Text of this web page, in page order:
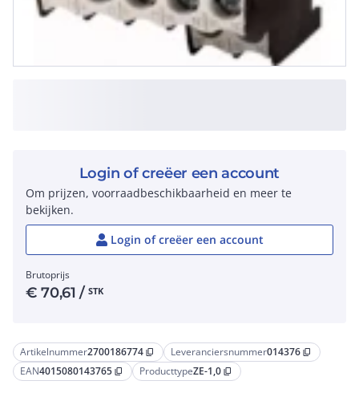
Artikelnummer2700186774 content_copy Leveranciersnummer014376 content_copy
EAN4015080143765 content_copy ProducttypeZE-1,0 content_copy
Login of creëer een account
Om prijzen, voorraadbeschikbaarheid en meer te
bekijken.
Login of creëer een account
Brutoprijs
€70,61 / STK